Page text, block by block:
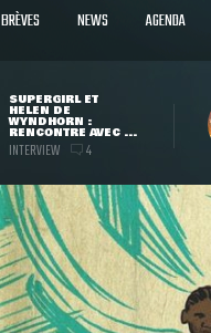
BRÈVES NEWS AGENDA
SUPERGIRL ET
HELEN DE
WYNDHORN :
RENCONTRE AVEC ...
INTERVIEW 4